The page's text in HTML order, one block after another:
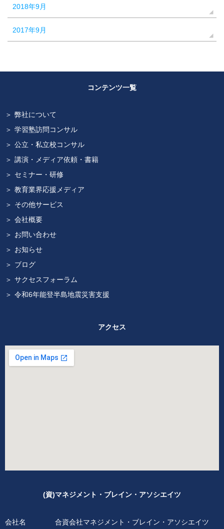
2018年9月
2017年9月
コンテンツ一覧
弊社について
学習塾訪問コンサル
公立・私立校コンサル
講演・メディア依頼・書籍
セミナー・研修
教育業界応援メディア
その他サービス
会社概要
お問い合わせ
お知らせ
ブログ
サクセスフォーラム
令和6年能登半島地震災害支援
アクセス
(資)マネジメント・ブレイン・アソシエイツ
会社名 合資会社マネジメント・ブレイン・アソシエイツ